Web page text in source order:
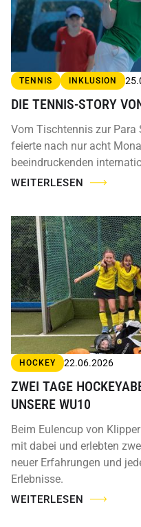
TENNIS INKLUSION
DIE TENNIS-STORY
Vom Tischtennis zur Para
feierte nach nur acht
beeindruckenden
WEITERLESEN
HOCKEY 22.06.2026
ZWEI TAGE
UNSERE WU10
Beim Eulencup von
mit dabei und erlebten
neuer Erfahrungen und
Erlebnisse.
WEITERLESEN